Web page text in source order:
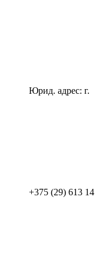
Юрид. адрес: г.
+375 (29) 613 14